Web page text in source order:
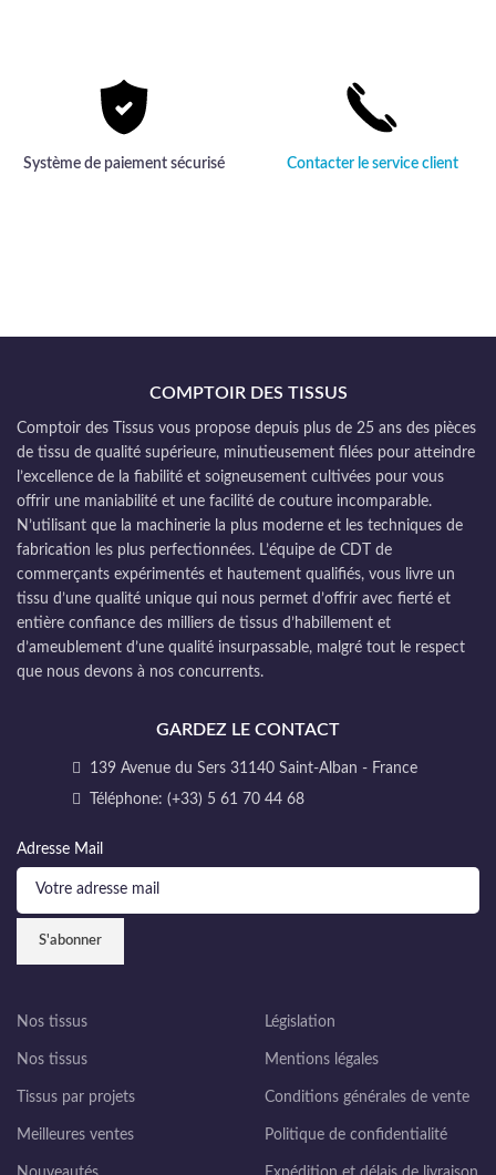
Système de paiement sécurisé Contacter le service client
COMPTOIR DES TISSUS
Comptoir des Tissus vous propose depuis plus de 25 ans des pièces
de tissu de qualité supérieure, minutieusement filées pour atteindre
l’excellence de la fiabilité et soigneusement cultivées pour vous
offrir une maniabilité et une facilité de couture incomparable.
N’utilisant que la machinerie la plus moderne et les techniques de
fabrication les plus perfectionnées. L’équipe de CDT de
commerçants expérimentés et hautement qualifiés, vous livre un
tissu d’une qualité unique qui nous permet d’offrir avec fierté et
entière confiance des milliers de tissus d’habillement et
d’ameublement d’une qualité insurpassable, malgré tout le respect
que nous devons à nos concurrents.
GARDEZ LE CONTACT
139 Avenue du Sers 31140 Saint-Alban - France
Téléphone: (+33) 5 61 70 44 68
Adresse Mail
Nos tissus
Nos tissus
Tissus par projets
Meilleures ventes
Législation
Mentions légales
Conditions générales de vente
Politique de confidentialité